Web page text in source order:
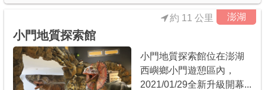
澎湖
小門地質探索館
約 11 公里
小門地質探索館位在澎湖
西嶼鄉小門遊憩區內，
2021/01/29全新升級開幕...